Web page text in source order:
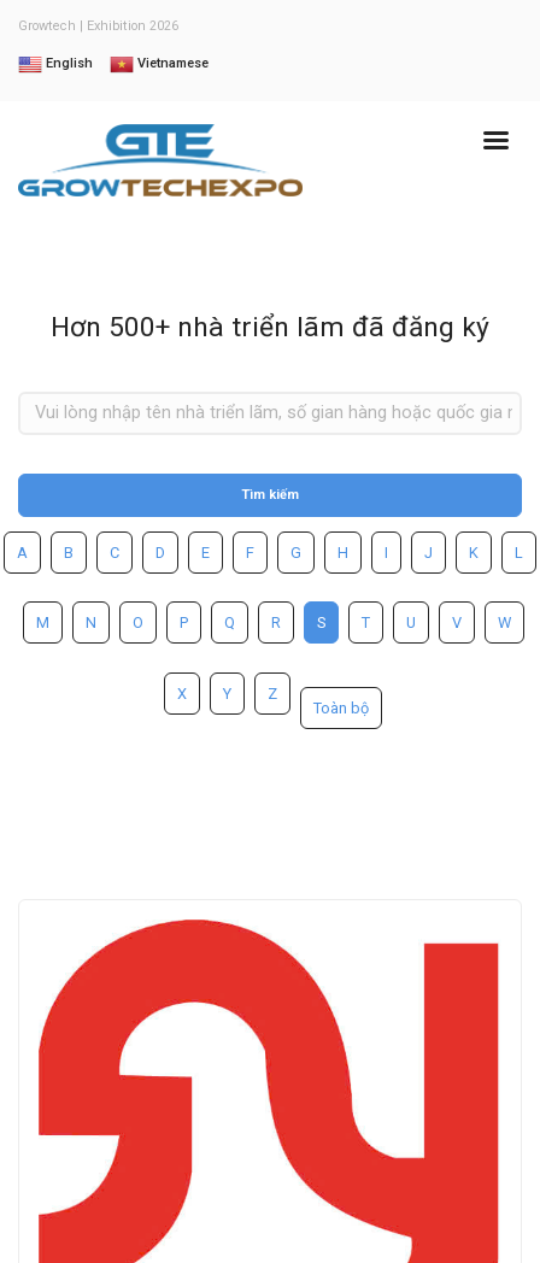
Growtech | Exhibition 2026
English Vietnamese
Hơn 500+ nhà triển lãm đã đăng ký
Tìm kiếm
A B C D E F G H I J K L
M N O P Q R S T U V W
X Y Z
Toàn bộ